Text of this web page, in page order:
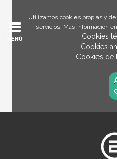
Utilizamos cookies propias y
servicios. Más información
Cookies
Cookies
Cookies de
MENÚ